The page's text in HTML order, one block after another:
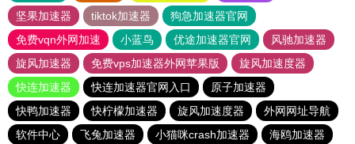
坚果加速器
tiktok加速器
狗急加速器官网
免费vqn外网加速
小蓝鸟 优途加速器官网
风驰加速器
旋风加速器
免费vps加速器外网苹果版
旋风加速度器
快连加速器
快连加速器官网入口
原子加速器
快鸭加速器
快柠檬加速器 旋风加速度器
外网网址导航
软件中心
飞兔加速器 小猫咪crash加速器 海鸥加速器